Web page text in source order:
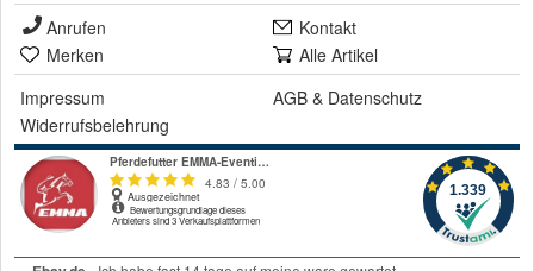
Anrufen
Kontakt
Merken
Alle Artikel
Impressum
AGB & Datenschutz
Widerrufsbelehrung